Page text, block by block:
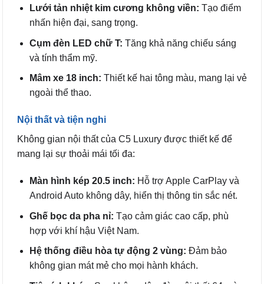
Lưới tản nhiệt kim cương không viền: Tạo điểm
nhấn hiện đại, sang trọng.
Cụm đèn LED chữ T: Tăng khả năng chiếu sáng
và tính thẩm mỹ.
Mâm xe 18 inch: Thiết kế hai tông màu, mang lại vẻ
ngoài thể thao.
Nội thất và tiện nghi
Không gian nội thất của C5 Luxury được thiết kế để
mang lại sự thoải mái tối đa:
Màn hình kép 20.5 inch: Hỗ trợ Apple CarPlay và
Android Auto không dây, hiển thị thông tin sắc nét.
Ghế bọc da pha nỉ: Tạo cảm giác cao cấp, phù
hợp với khí hậu Việt Nam.
Hệ thống điều hòa tự động 2 vùng: Đảm bảo
không gian mát mẻ cho mọi hành khách.